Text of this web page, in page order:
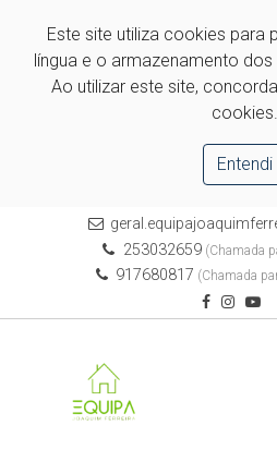
Este site utiliza cookies para
língua e o armazenamento
Ao utilizar este site,
cookies.
Entendi
253032659(Chamada
917680817 (Chamada